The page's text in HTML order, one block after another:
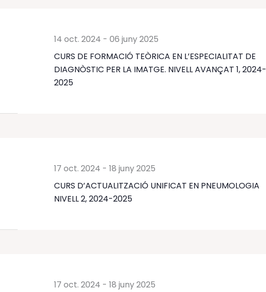
CURS DE FORMACIÓ TEÒRICA EN L’ESPECIALITAT DE
DIAGNÒSTIC PER LA IMATGE. NIVELL AVANÇAT 1, 2024-
2025
14 oct. 2024 -06 juny 2025
CURS D’ACTUALITZACIÓ UNIFICAT EN PNEUMOLOGIA
NIVELL 2, 2024-2025
17 oct. 2024 -18 juny 2025
17 oct. 2024 -18 juny 2025